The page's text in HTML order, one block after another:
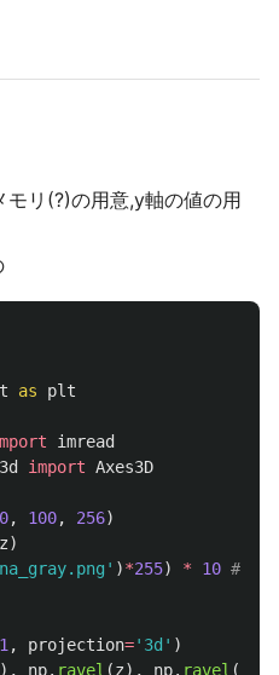
リ(?)の用意,y軸の値の用
as
plt
imread
import Axes3D
, 100, 256)
z)
' )*255) * 10
, projection=' 3d ' )
), np. ravel (z), np. ravel (